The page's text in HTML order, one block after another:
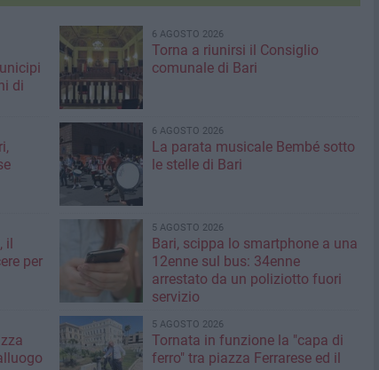
di
6 AGOSTO 2026
Torna a riunirsi il Consiglio
comunale di Bari
6 AGOSTO 2026
La parata musicale Bembé sotto
le stelle di Bari
il
per
5 AGOSTO 2026
Bari, scippa lo smartphone a una
12enne sul bus: 34enne
arrestato da un poliziotto fuori
servizio
5 AGOSTO 2026
Tornata in funzione la "capa di
ferro" tra piazza Ferrarese ed il